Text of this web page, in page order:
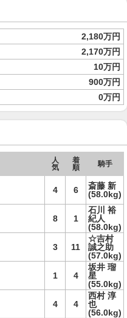
2,180万円
2,170万円
10万円
900万円
0万円
人
気
着
順
騎手
4 6
斎藤 新
(58.0kg)
8 1
石川 裕
紀人
(58.0kg)
3 11
☆吉村
誠之助
(57.0kg)
1 4
坂井 瑠
星
(55.0kg)
4 4
西村 淳
也
(56.0kg)